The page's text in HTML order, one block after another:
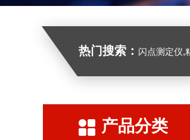
热门搜索： 闪点测定仪,
产品分类